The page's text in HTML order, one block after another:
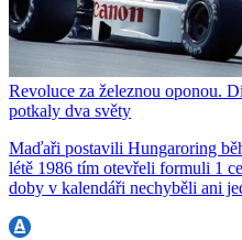
Revoluce za železnou oponou.
potkaly dva světy
Maďaři postavili Hungaroring
létě 1986 tím otevřeli formuli 1
doby v kalendáři nechyběli ani